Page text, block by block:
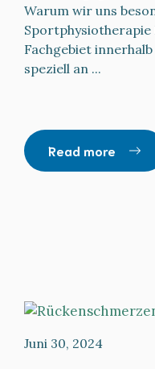
Warum wir uns
Fachgebiet
speziell an ...
Read more
Juni 30, 2024